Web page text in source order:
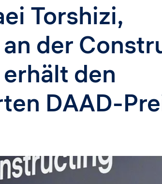
Torshizi,
der
den
DAAD-